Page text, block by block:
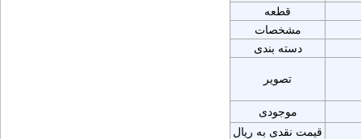
قطعه
مشخصات
دسته بندی
تصویر
موجودی
قیمت نقدی به ریال